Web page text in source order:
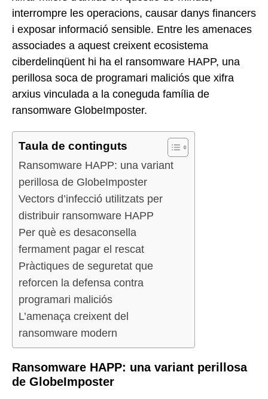
interrompre les operacions, causar danys financers
i exposar informació sensible. Entre les amenaces
associades a aquest creixent ecosistema
ciberdelinqüent hi ha el ransomware HAPP, una
perillosa soca de programari maliciós que xifra
arxius vinculada a la coneguda família de
ransomware GlobeImposter.
Taula de continguts
Ransomware HAPP: una variant
perillosa de GlobeImposter
Vectors d’infecció utilitzats per
distribuir ransomware HAPP
Per què es desaconsella
fermament pagar el rescat
Pràctiques de seguretat que
reforcen la defensa contra
programari maliciós
L’amenaça creixent del
ransomware modern
Ransomware HAPP: una variant perillosa
de GlobeImposter